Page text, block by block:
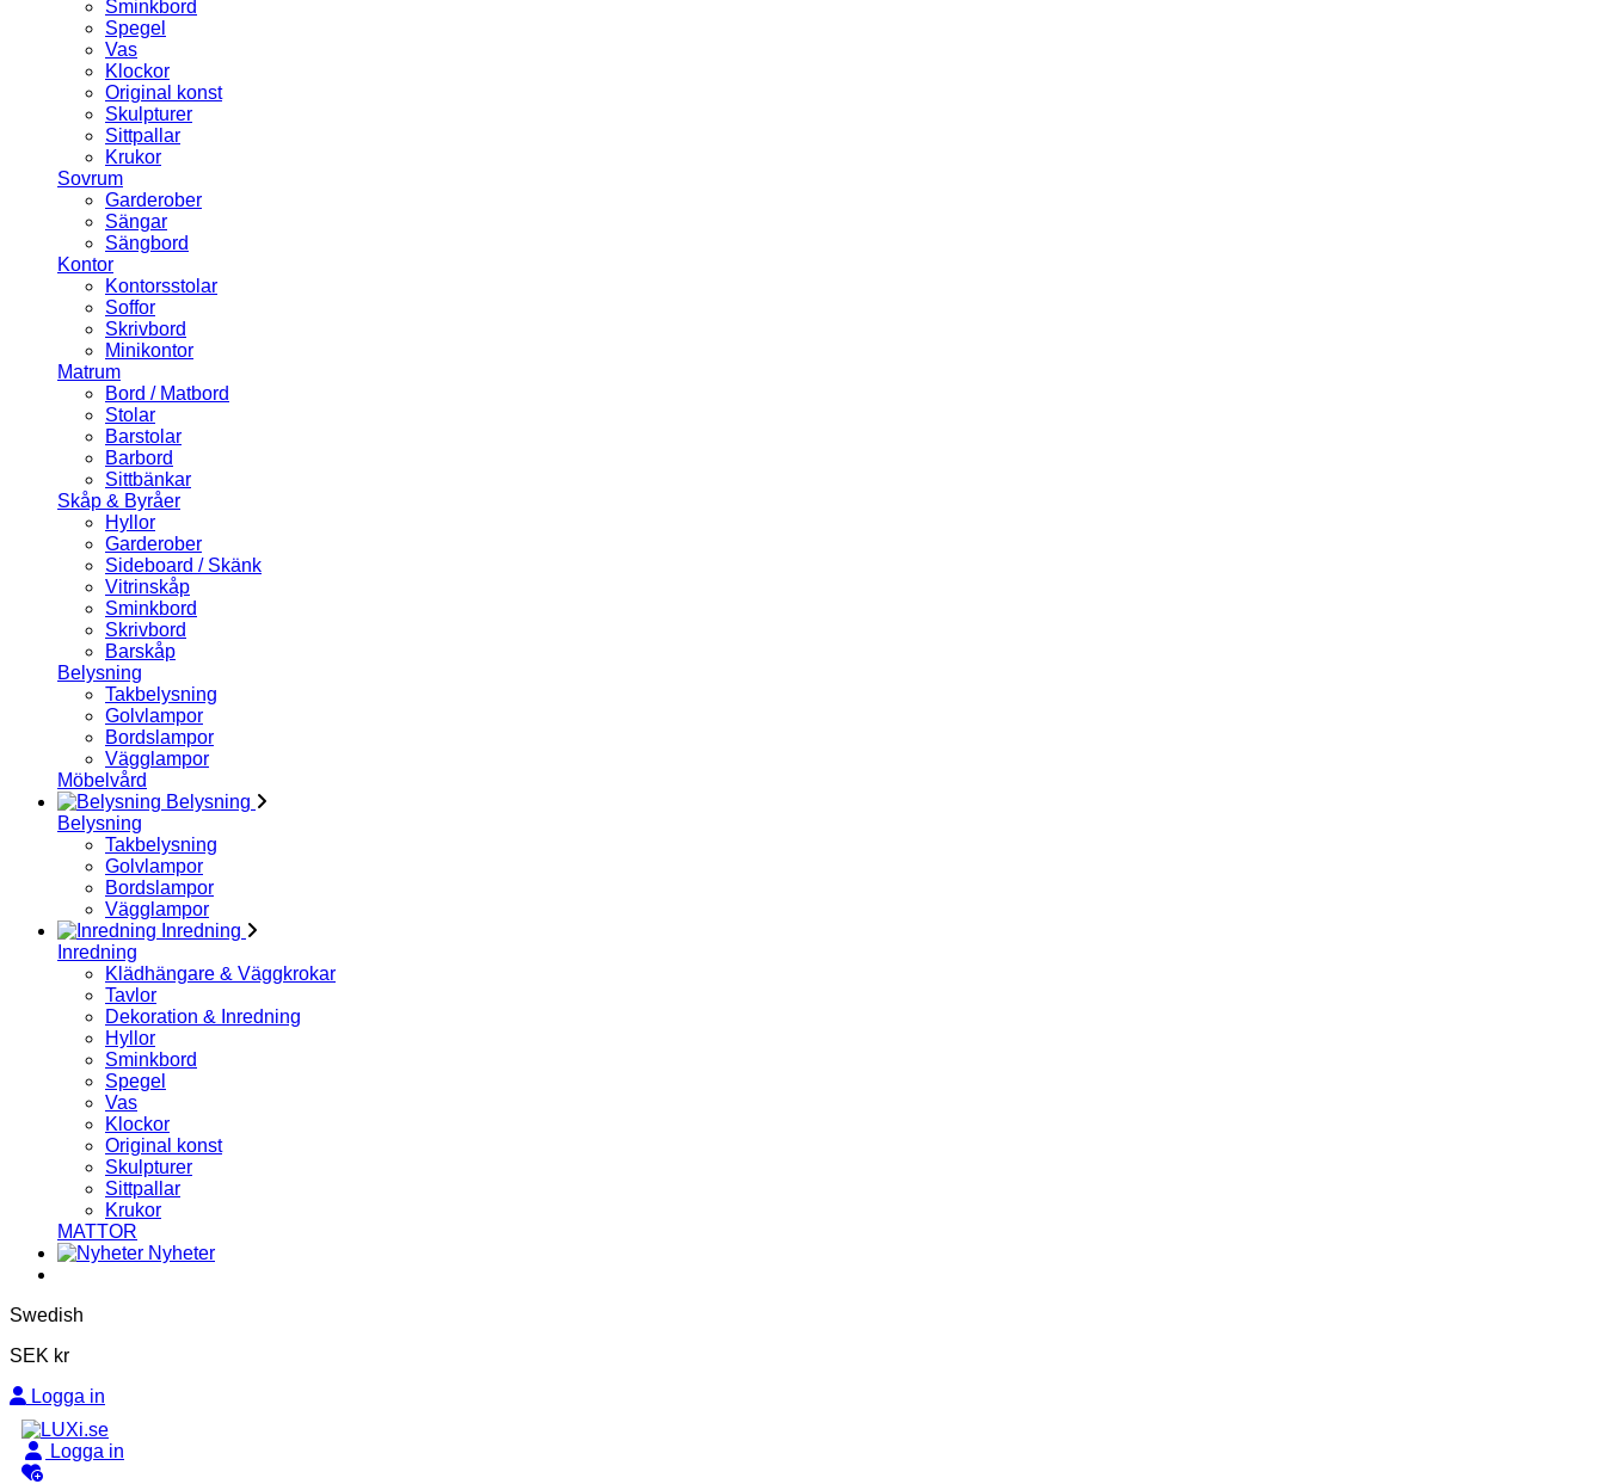
Sminkbord
Spegel
Vas
Klockor
Original konst
Skulpturer
Sittpallar
Krukor
Sovrum
Garderober
Sängar
Sängbord
Kontor
Kontorsstolar
Soffor
Skrivbord
Minikontor
Matrum
Bord / Matbord
Stolar
Barstolar
Barbord
Sittbänkar
Skåp & Byråer
Hyllor
Garderober
Sideboard / Skänk
Vitrinskåp
Sminkbord
Skrivbord
Barskåp
Belysning
Takbelysning
Golvlampor
Bordslampor
Vägglampor
Möbelvård
Belysning
Belysning
Takbelysning
Golvlampor
Bordslampor
Vägglampor
Inredning
Inredning
Klädhängare & Väggkrokar
Tavlor
Dekoration & Inredning
Hyllor
Sminkbord
Spegel
Vas
Klockor
Original konst
Skulpturer
Sittpallar
Krukor
MATTOR
Nyheter
Swedish
SEK kr
Logga in
Logga in